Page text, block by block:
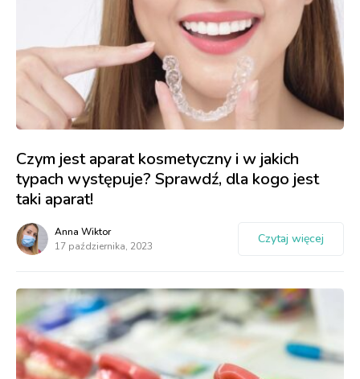
Czym jest aparat kosmetyczny i w jakich
typach występuje? Sprawdź, dla kogo jest
taki aparat!
Anna Wiktor
17 października, 2023
Czytaj więcej